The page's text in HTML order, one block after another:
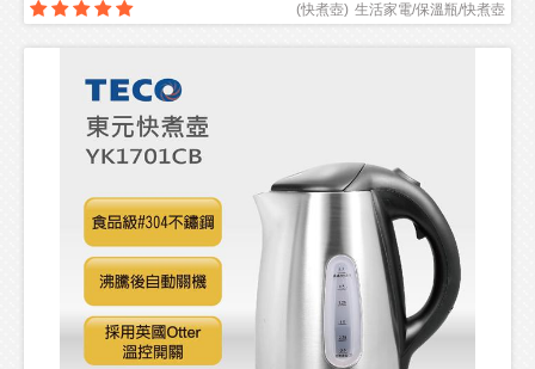
生活家電/保溫瓶/快煮壺
(快煮壺)